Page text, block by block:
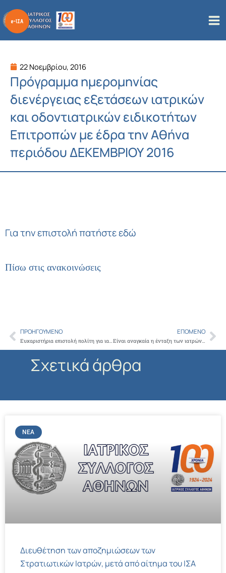
στο
περιεχόμενο
22 Νοεμβρίου, 2016
Πρόγραμμα ημερομηνίας
διενέργειας εξετάσεων ιατρικών
και οδοντιατρικών ειδικοτήτων
Επιτροπών με έδρα την Αθήνα
περιόδου ΔΕΚΕΜΒΡΙΟΥ 2016
Για την επιστολή πατήστε εδώ
Πίσω στις ανακοινώσεις
Prev
ΠΡΟΗΓΟΎΜΕΝΟ
Ευχαριστήρια επιστολή πολίτη για ιατρικό και νοσηλευτικό προσωπικό Νεφρολογικής & Ενδοκρινολογικής κλινικής ΓΝΑ Γ. Γεννηματάς
ΕΠΌΜΕΝΟ
Είναι αναγκαία η ένταξη των ιατρών στην ρύθμιση των ληξιπρόθεσμων επιχειρηματικών χρεών
Σχετικά άρθρα
ΝΈΑ
Διευθέτηση των αποζημιώσεων των
Στρατιωτικών Ιατρών, μετά από αίτημα του ΙΣΑ